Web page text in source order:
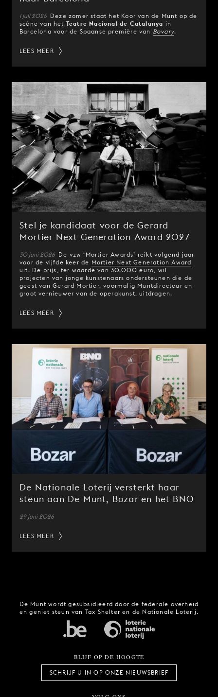
1 juli 2026 Deze zomer staat het Koor van de Munt op de
scène van het Teatre Nacional de Catalunya in
Barcelona voor de Spaanse première van Bovary.
LEES MEER
Stel je kandidaat voor de Gerard
Mortier Next Generation Award 2027
30 juni 2026 De vzw ‘Mortier Awards’ reikt volgend jaar
voor de vijfde keer de Mortier Next Generation Award
uit. De prijs, ter waarde van 30.000 euro, wil
projecten van jonge kunstenaars ondersteunen die de
geest van Gerard Mortier, voormalig Muntdirecteur en
groot vernieuwer van de operakunst, uitdragen.
LEES MEER
De Nationale Loterij versterkt haar
steun aan De Munt, Bozar en het BNO
29 juni 2026
LEES MEER
De Munt wordt gesubsidieerd door de federale overheid
en geniet steun van Tax Shelter en de Nationale Loterij.
BLIJF OP DE HOOGTE
SCHRIJF U IN OP ONZE NIEUWSBRIEF